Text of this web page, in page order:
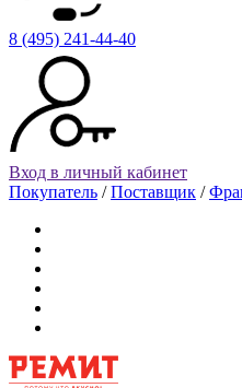
8 (495) 241-44-40
Вход в личный кабинет
Покупатель /Поставщик /